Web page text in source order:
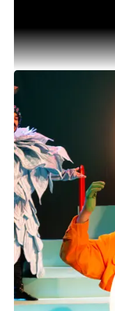
kostumer er
I år fylder Anne
med historiske
skelsættende og
begivenheder?
Kostumerne er
Lars Andersen og